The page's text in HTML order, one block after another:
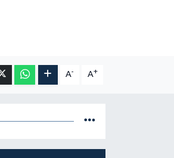
A- A+